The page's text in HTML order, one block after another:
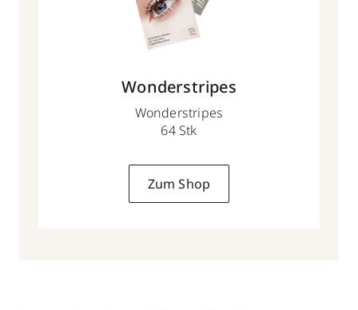
Wonderstripes
Wonderstripes
64 Stk
Zum Shop